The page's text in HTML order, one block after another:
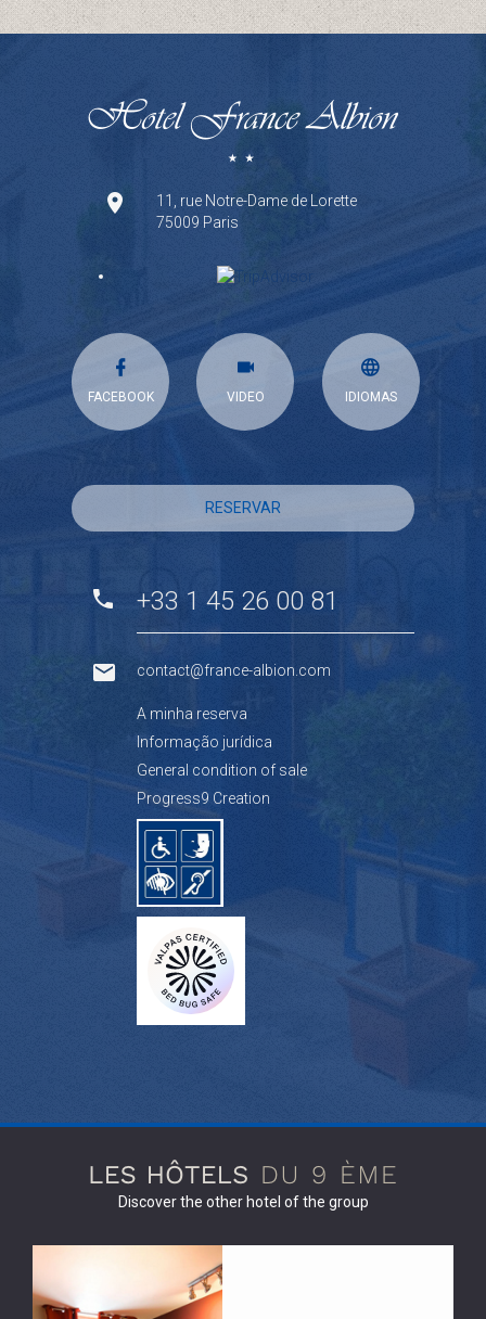
11, rue Notre-Dame de Lorette
75009 Paris
FACEBOOK VIDEO IDIOMAS
RESERVAR
+33 1 45 26 00 81
contact@france-albion.com
A minha reserva
Informação jurídica
General condition of sale
Progress9 Creation
Discover the other hotel of the group